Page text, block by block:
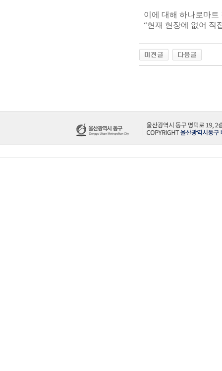
이에 대해 하나로마트
“현재 현장에 없어 직